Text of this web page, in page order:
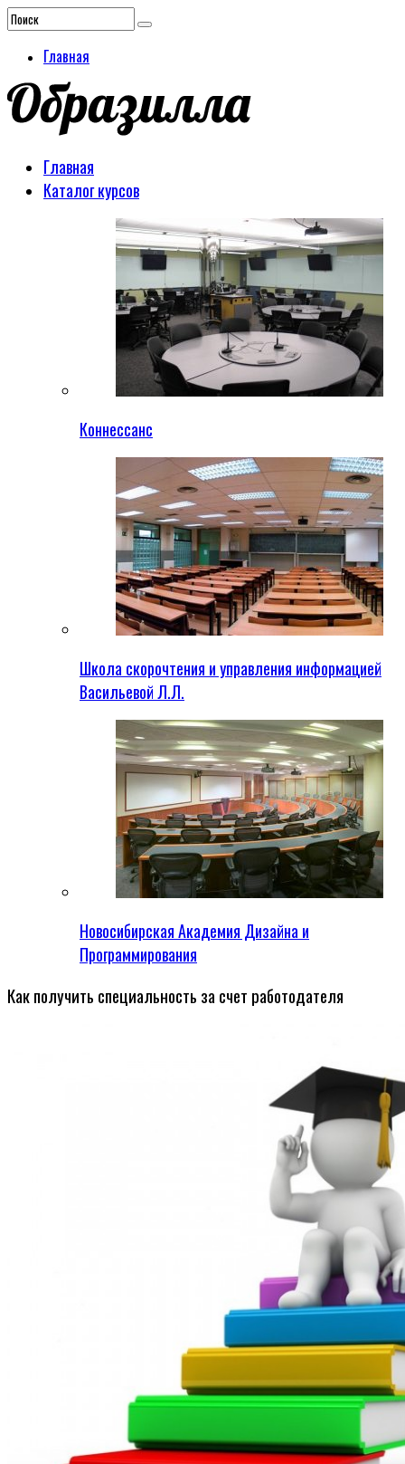
Главная
Главная
Каталог курсов
Коннессанс
Школа скорочтения и управления информацией
Васильевой Л.Л.
Новосибирская Академия Дизайна и
Программирования
Как получить специальность за счет работодателя